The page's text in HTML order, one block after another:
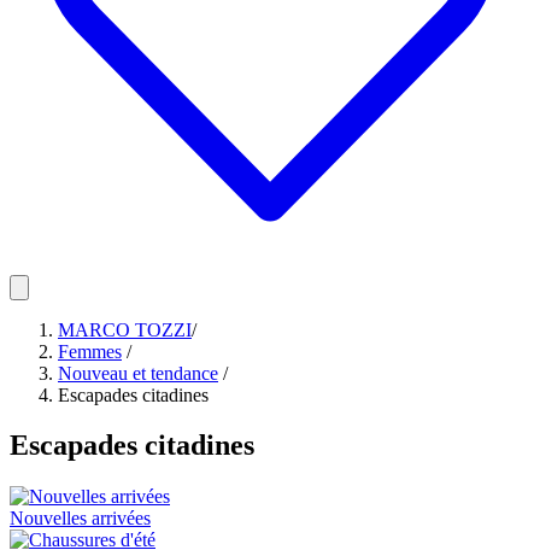
MARCO TOZZI/
Femmes /
Nouveau et tendance /
Escapades citadines
Escapades citadines
Nouvelles arrivées